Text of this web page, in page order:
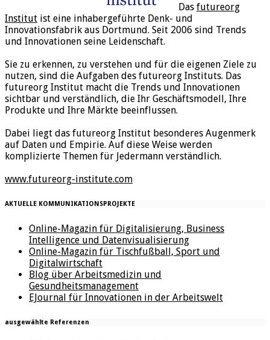
Das futureorg
Institut ist eine inhabergeführte Denk- und
Innovationsfabrik aus Dortmund. Seit 2006 sind Trends
und Innovationen seine Leidenschaft.
Sie zu erkennen, zu verstehen und für die eigenen Ziele zu
nutzen, sind die Aufgaben des futureorg Instituts. Das
futureorg Institut macht die Trends und Innovationen
sichtbar und verständlich, die Ihr Geschäftsmodell, Ihre
Produkte und Ihre Märkte beeinflussen.
Dabei liegt das futureorg Institut besonderes Augenmerk
auf Daten und Empirie. Auf diese Weise werden
komplizierte Themen für Jedermann verständlich.
www.futureorg-institute.com
AKTUELLE KOMMUNIKATIONSPROJEKTE
Online-Magazin für Digitalisierung, Business
Intelligence und Datenvisualisierung
Online-Magazin für Tischfußball, Sport und
Digitalwirtschaft
Blog über Arbeitsmedizin und
Gesundheitsmanagement
EJournal für Innovationen in der Arbeitswelt
ausgewählte Referenzen